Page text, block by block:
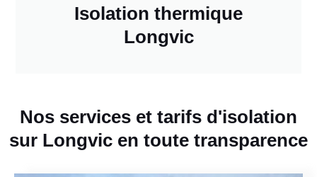
Isolation thermique
Longvic
Nos services et tarifs d'isolation
sur Longvic en toute transparence